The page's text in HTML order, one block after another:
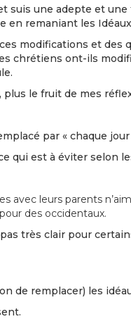
suis une adepte et
en remaniant les
modifications et
chrétiens ont-ils
le fruit de mes
par « chaque jour
qui est à éviter selon
avec leurs parents
des occidentaux.
très clair pour
de remplacer) les